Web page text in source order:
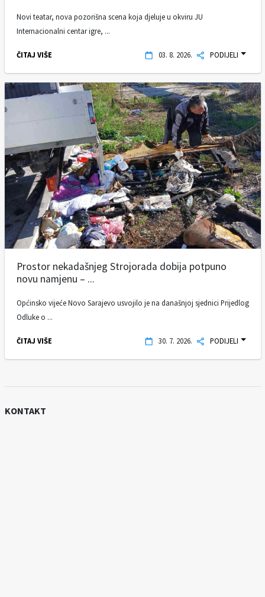
Novi teatar, nova pozorišna scena koja djeluje u okviru JU
Internacionalni centar igre, ...
ČITAJ VIŠE 03. 8. 2026. PODIJELI
Prostor nekadašnjeg Strojorada dobija potpuno
novu namjenu – ...
Općinsko vijeće Novo Sarajevo usvojilo je na današnjoj sjednici Prijedlog
Odluke o ...
ČITAJ VIŠE 30. 7. 2026. PODIJELI
KONTAKT